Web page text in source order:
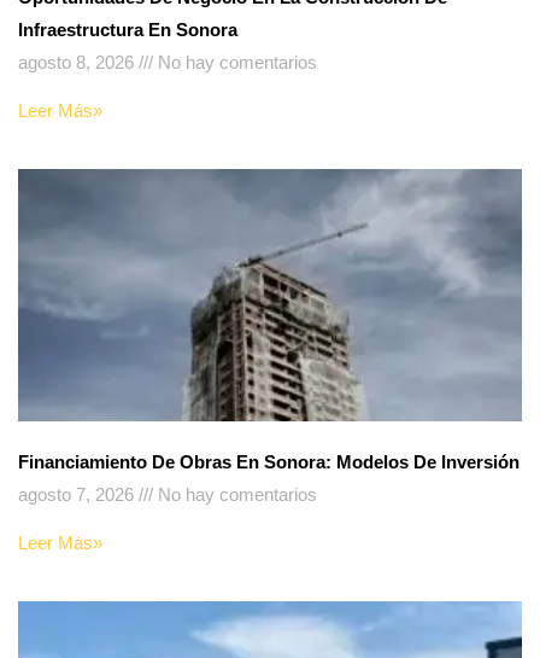
Infraestructura En Sonora
agosto 8, 2026
No hay comentarios
Leer Más»
Financiamiento De Obras En Sonora: Modelos De Inversión
agosto 7, 2026
No hay comentarios
Leer Más»